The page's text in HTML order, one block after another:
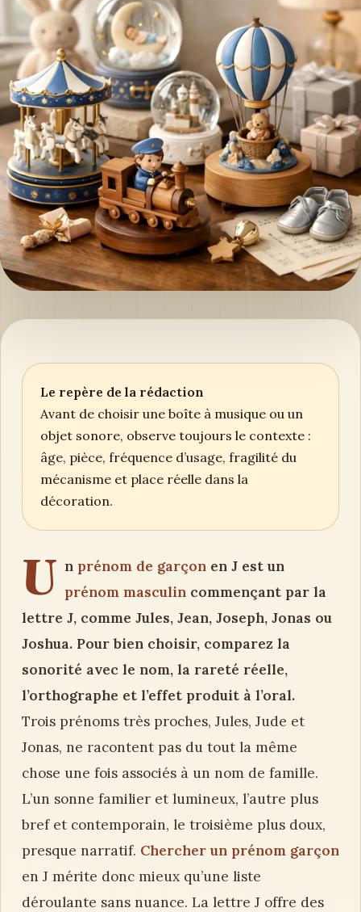
Le repère de la rédaction
Avant de choisir une boîte à musique ou un
objet sonore, observe toujours le contexte :
âge, pièce, fréquence d’usage, fragilité du
mécanisme et place réelle dans la
décoration.
U n prénom de garçonen J est un
prénom masculincommençant par la
lettre J, comme Jules, Jean, Joseph, Jonas ou
Joshua. Pour bien choisir, comparez la
sonorité avec le nom, la rareté réelle,
l’orthographe et l’effet produit à l’oral.
Trois prénoms très proches, Jules, Jude et
Jonas, ne racontent pas du tout la même
chose une fois associés à un nom de famille.
L’un sonne familier et lumineux, l’autre plus
bref et contemporain, le troisième plus doux,
presque narratif. Chercher un prénom garçon
en J mérite donc mieux qu’une liste
déroulante sans nuance. La lettre J offre des